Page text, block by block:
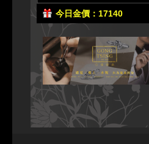
今日金價：17140